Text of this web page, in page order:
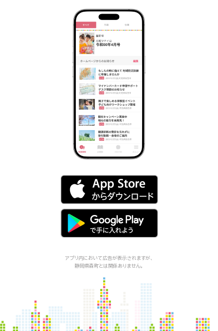
アプリ内において広告が表示されますが、
静岡県森町とは関係ありません。